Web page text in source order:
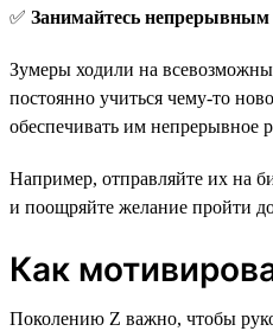
✅ Занимайтесь непрерывным
Зумеры ходили на
постоянно учиться чему-то
обеспечивать им непрерывное
Например, отправляйте их на
и поощряйте желание пройти
Как
Поколению Z важно, чтобы